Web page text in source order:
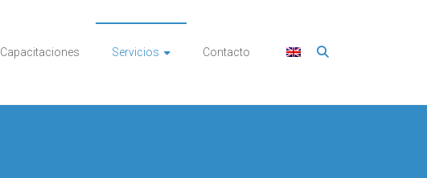
Capacitaciones Servicios Contacto